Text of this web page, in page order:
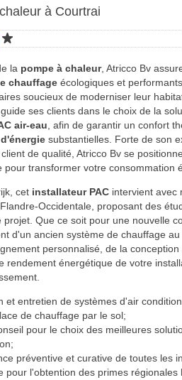
à Courtrai
la pompe à chaleur, Atricco Bv
chauffage écologiques et
soucieux de moderniser leur
ses clients dans le choix de la
air-eau , afin de garantir un confort
substantielles. Forte de son
de qualité, Atricco Bv se
pour transformer votre consommation
cet installateur PAC intervient avec
Occidentale, proposant des
projet. Que ce soit pour une nouvelle
d'un ancien système de chauffage
personnalisé, de la
rendement énergétique de votre
et entretien de systèmes d'air
de chauffage par le sol;
pour le choix des meilleures
préventive et curative de toutes les
pour l'obtention des primes régionales